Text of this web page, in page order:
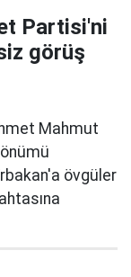
Partisi'ni
görüş
Mahmut
övgüler